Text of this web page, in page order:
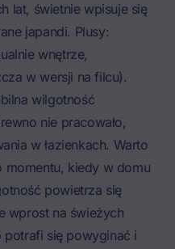
lat, świetnie wpisuje się
japandi. Plusy:
wnętrze,
w wersji na filcu).
wilgotność
nie pracowało,
w łazienkach. Warto
kiedy w domu
powietrza się
wprost na świeżych
się powyginać i